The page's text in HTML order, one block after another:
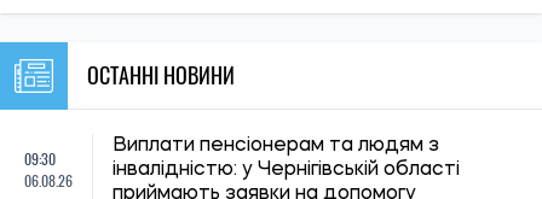
05.08.26
життя на Землі після загибелі Сонця
22:29
05.08.26
Ціни на базові продукти оновилися: де 5
22:00
05.08.26
Вчені з'ясували походження загадкового
Кривавого водоспаду в Антарктиді